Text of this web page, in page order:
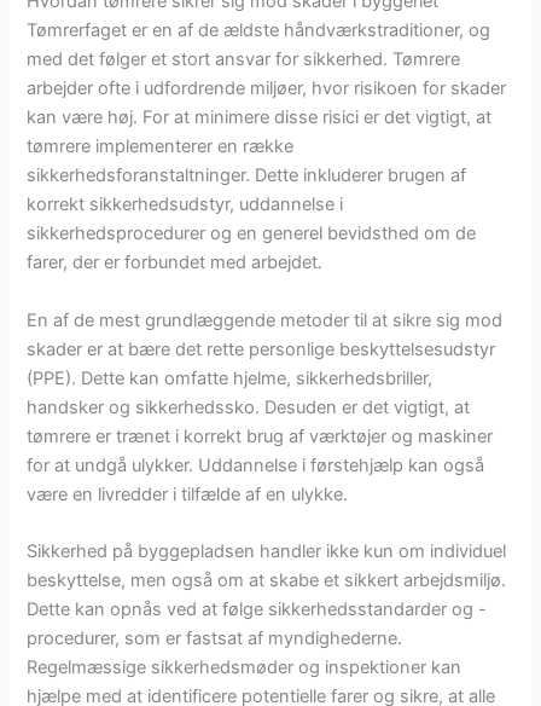
Tømrerfaget er en af de ældste håndværkstraditioner, og
med det følger et stort ansvar for sikkerhed. Tømrere
arbejder ofte i udfordrende miljøer, hvor risikoen for skader
kan være høj. For at minimere disse risici er det vigtigt, at
tømrere implementerer en række
sikkerhedsforanstaltninger. Dette inkluderer brugen af
korrekt sikkerhedsudstyr, uddannelse i
sikkerhedsprocedurer og en generel bevidsthed om de
farer, der er forbundet med arbejdet.
En af de mest grundlæggende metoder til at sikre sig mod
skader er at bære det rette personlige beskyttelsesudstyr
(PPE). Dette kan omfatte hjelme, sikkerhedsbriller,
handsker og sikkerhedssko. Desuden er det vigtigt, at
tømrere er trænet i korrekt brug af værktøjer og maskiner
for at undgå ulykker. Uddannelse i førstehjælp kan også
være en livredder i tilfælde af en ulykke.
Sikkerhed på byggepladsen handler ikke kun om individuel
beskyttelse, men også om at skabe et sikkert arbejdsmiljø.
Dette kan opnås ved at følge sikkerhedsstandarder og -
procedurer, som er fastsat af myndighederne.
Regelmæssige sikkerhedsmøder og inspektioner kan
hjælpe med at identificere potentielle farer og sikre, at alle